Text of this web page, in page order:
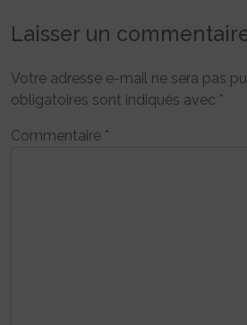
Laisser un
Votre adresse e-mail ne sera pas
obligatoires sont indiqués avec *
Commentaire *